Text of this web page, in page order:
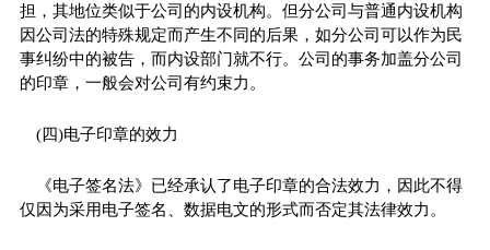
担，其地位类似于公司的内设机构。但分公司与普通内设机构
因公司法的特殊规定而产生不同的后果，如分公司可以作为民
事纠纷中的被告，而内设部门就不行。公司的事务加盖分公司
的印章，一般会对公司有约束力。
(四)电子印章的效力
《电子签名法》已经承认了电子印章的合法效力，因此不得
仅因为采用电子签名、数据电文的形式而否定其法律效力。